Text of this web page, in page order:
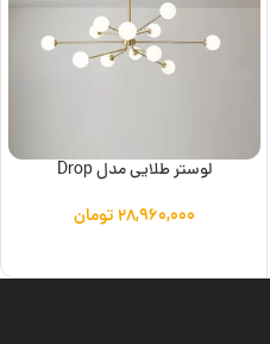
لوستر طلایی مدل Drop
۲۸,۹۶۰,۰۰۰تومان